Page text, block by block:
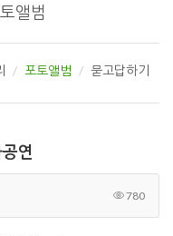
앨범
포토앨범 묻고답하기
연
780